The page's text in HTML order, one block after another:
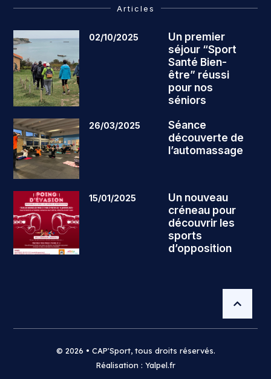
Articles
02/10/2025
Un premier
séjour “Sport
Santé Bien-
être” réussi
pour nos
séniors
26/03/2025
Séance
découverte de
l’automassage
15/01/2025
Un nouveau
créneau pour
découvrir les
sports
d’opposition
© 2026 • CAP'Sport, tous droits réservés.
Réalisation : Yalpel.fr